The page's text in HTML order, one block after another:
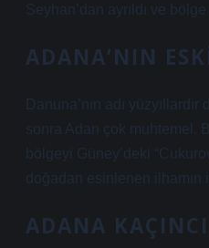
Seyhan’dan ayrıldı ve
ADANA’NIN
Danuna’nın adı
sonra Adan çok muhtemel.
bölgeyi Güney’deki
doğadan esinlenen ilhamın
ADANA